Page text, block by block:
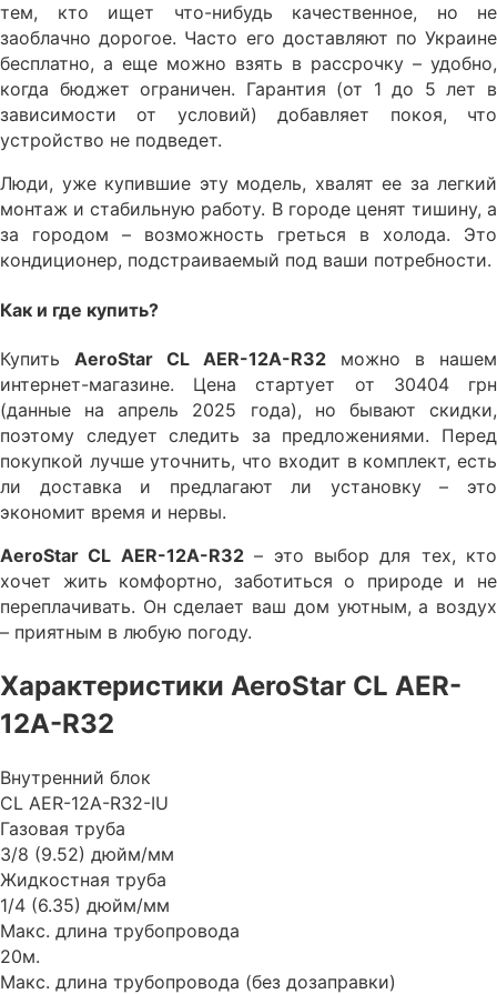
тем, кто ищет что-нибудь качественное, но не
заоблачно дорогое. Часто его доставляют по Украине
бесплатно, а еще можно взять в рассрочку – удобно,
когда бюджет ограничен. Гарантия (от 1 до 5 лет в
зависимости от условий) добавляет покоя, что
устройство не подведет.
Люди, уже купившие эту модель, хвалят ее за легкий
монтаж и стабильную работу. В городе ценят тишину, а
за городом – возможность греться в холода. Это
кондиционер, подстраиваемый под ваши потребности.
Как и где купить?
Купить AeroStar CL AER-12A-R32 можно в нашем
интернет-магазине. Цена стартует от 30404 грн
(данные на апрель 2025 года), но бывают скидки,
поэтому следует следить за предложениями. Перед
покупкой лучше уточнить, что входит в комплект, есть
ли доставка и предлагают ли установку – это
экономит время и нервы.
AeroStar CL AER-12A-R32– это выбор для тех, кто
хочет жить комфортно, заботиться о природе и не
переплачивать. Он сделает ваш дом уютным, а воздух
– приятным в любую погоду.
Характеристики AeroStar CL AER-
12A-R32
Внутренний блок
CL AER-12A-R32-IU
Газовая труба
3/8 (9.52) дюйм/мм
Жидкостная труба
1/4 (6.35) дюйм/мм
Макс. длина трубопровода
20м.
Макс. длина трубопровода (без дозаправки)